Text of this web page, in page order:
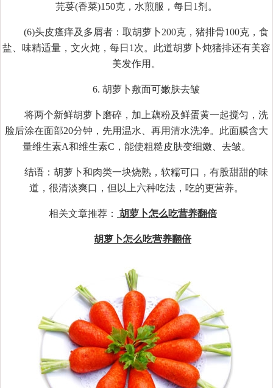
芫荽(香菜)150克，水煎服，每日1剂。
(6)头皮瘙痒及多屑者：取胡萝卜200克，猪排骨100克，食
盐、味精适量，文火炖，每日1次。此道胡萝卜炖猪排还有美容
美发作用。
6. 胡萝卜敷面可嫩肤去皱
将两个新鲜胡萝卜磨碎，加上藕粉及鲜蛋黄一起搅匀，洗
脸后涂在面部20分钟，先用温水、再用清水洗净。此面膜含大
量维生素A和维生素C，能使粗糙皮肤变细嫩、去皱。
结语：胡萝卜和肉类一块烧熟，软糯可口，有股甜甜的味
道，很清淡爽口，但以上六种吃法，吃的更营养。
相关文章推荐： 胡萝卜怎么吃营养翻倍
胡萝卜怎么吃营养翻倍